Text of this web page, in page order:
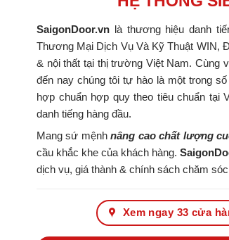
SaigonDoor.vn là thương hiệu danh
Thương Mại Dịch Vụ Và Kỹ Thuật WIN,
& nội thất tại thị trường Việt Nam. Cùng
đến nay chúng tôi tự hào là một trong
hợp chuẩn hợp quy theo tiêu chuẩn tại
danh tiếng hàng đầu.
Mang sứ mệnhnâng cao chất lượng
cầu khắc khe của khách hàng.
dịch vụ, giá thành & chính sách chăm
Xem ngay 33 cửa